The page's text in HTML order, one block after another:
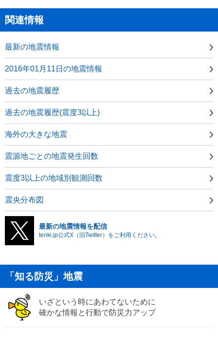
関連情報
最新の地震情報
2016年01月11日の地震情報
過去の地震履歴
過去の地震履歴(震度3以上)
海外の大きな地震
震源地ごとの地震発生回数
震度3以上の地域別観測回数
震央分布図
最新の地震情報を配信
tenki.jp公式X（旧Twitter）をご利用ください。
「知る防災」地震
いざという時にあわてないために
確かな情報と行動で防災力アップ